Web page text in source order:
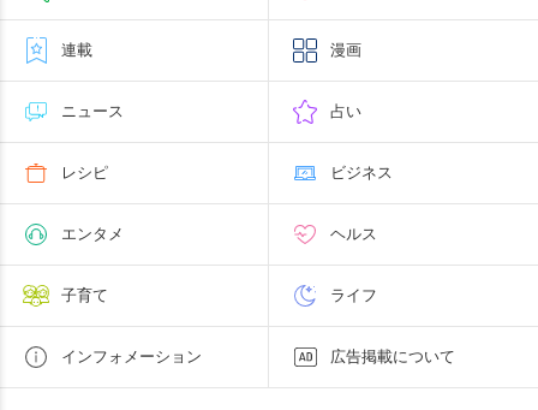
連載 漫画
ニュース 占い
レシピ ビジネス
エンタメ ヘルス
子育て ライフ
インフォメーション 広告掲載について